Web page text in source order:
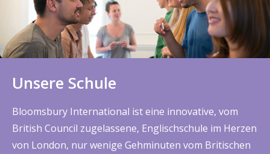
Unsere Schule
Bloomsbury International ist eine innovative, vom
British Council zugelassene, Englischschule im Herzen
von London, nur wenige Gehminuten vom Britischen